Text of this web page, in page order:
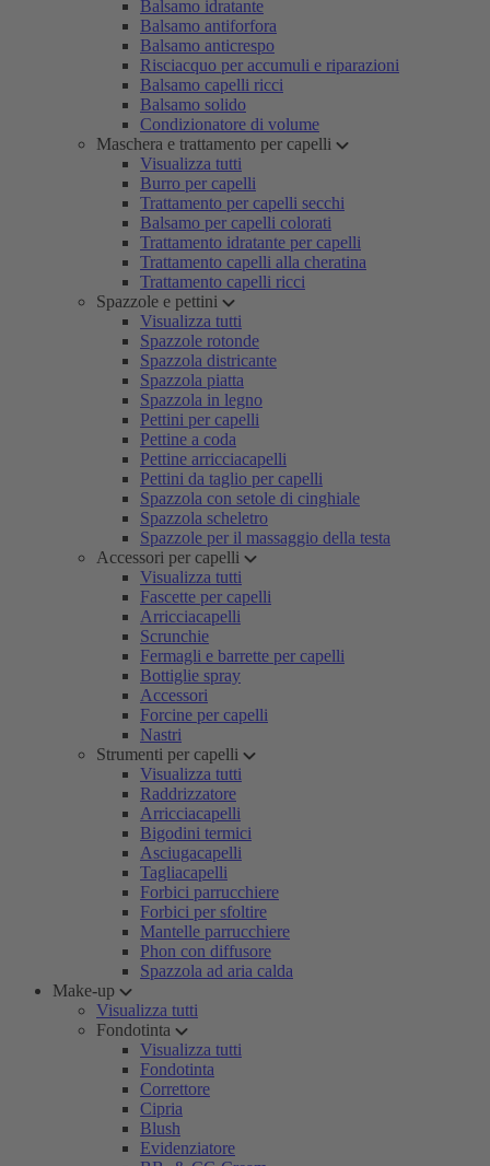
Balsamo idratante
Balsamo antiforfora
Balsamo anticrespo
Risciacquo per accumuli e riparazioni
Balsamo capelli ricci
Balsamo solido
Condizionatore di volume
Maschera e trattamento per capelli
Visualizza tutti
Burro per capelli
Trattamento per capelli secchi
Balsamo per capelli colorati
Trattamento idratante per capelli
Trattamento capelli alla cheratina
Trattamento capelli ricci
Spazzole e pettini
Visualizza tutti
Spazzole rotonde
Spazzola districante
Spazzola piatta
Spazzola in legno
Pettini per capelli
Pettine a coda
Pettine arricciacapelli
Pettini da taglio per capelli
Spazzola con setole di cinghiale
Spazzola scheletro
Spazzole per il massaggio della testa
Accessori per capelli
Visualizza tutti
Fascette per capelli
Arricciacapelli
Scrunchie
Fermagli e barrette per capelli
Bottiglie spray
Accessori
Forcine per capelli
Nastri
Strumenti per capelli
Visualizza tutti
Raddrizzatore
Arricciacapelli
Bigodini termici
Asciugacapelli
Tagliacapelli
Forbici parrucchiere
Forbici per sfoltire
Mantelle parrucchiere
Phon con diffusore
Spazzola ad aria calda
Make-up
Visualizza tutti
Fondotinta
Visualizza tutti
Fondotinta
Correttore
Cipria
Blush
Evidenziatore